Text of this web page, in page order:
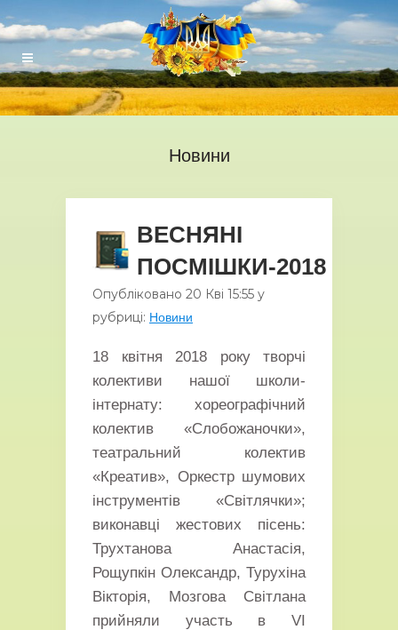
Новини
ВЕСНЯНІ
ПОСМІШКИ-2018
Опубліковано 20 Кві 15:55 у
рубриці: Новини
18 квітня 2018 року творчі
колективи нашої школи-
інтернату: хореографічний
колектив «Слобожаночки»,
театральний колектив
«Креатив», Оркестр шумових
інструментів «Світлячки»;
виконавці жестових пісень:
Трухтанова Анастасія,
Рощупкін Олександр, Турухіна
Вікторія, Мозгова Світлана
прийняли участь в VI